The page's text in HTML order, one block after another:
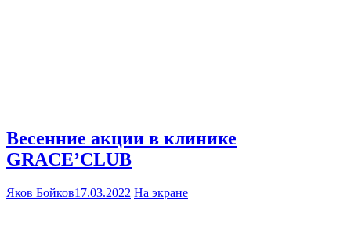
Весенние акции в клинике
GRACE’CLUB
Яков Бойков17.03.2022 На экране